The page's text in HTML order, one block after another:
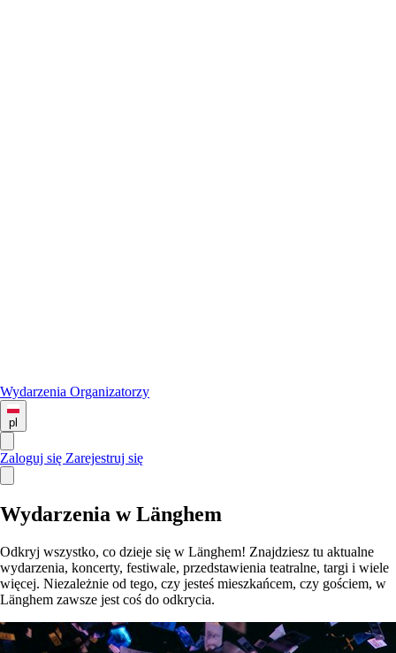
Wydarzenia Organizatorzy
pl
Zaloguj się Zarejestruj się
Wydarzenia w Länghem
Odkryj wszystko, co dzieje się w Länghem! Znajdziesz tu aktualne
wydarzenia, koncerty, festiwale, przedstawienia teatralne, targi i wiele
więcej. Niezależnie od tego, czy jesteś mieszkańcem, czy gościem, w
Länghem zawsze jest coś do odkrycia.